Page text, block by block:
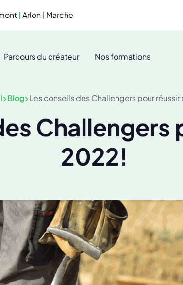
| Arlon| Marche
Parcours du créateur Nos formations
Blog Les conseils des Challengers pour réussir
Challengers
2022!